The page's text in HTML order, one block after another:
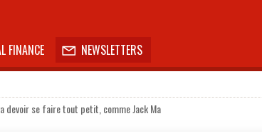
FINANCE  NEWSLETTERS
devoir se faire tout petit, comme Jack Ma